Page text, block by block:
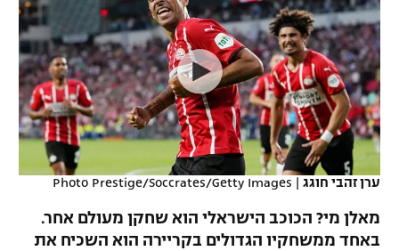
VOD
רץ ברשת
תוצאות
לוח שידורים
נבחרת ישראל
מכבי חיפה
בית"ר ירושלים
מכבי תל אביב
הפועל תל אביב
הפועל חיפה
ליגה ספרדית
ליגה איטלקית
ליגה צרפתית
ליגה הולנדית
ליגה טורקית
כדורסל נשים
מכבי תל אביב
הפועל חולון
הפועל ירושלים
דני אבדיה
יורוליג
יורוקאפ
טניס
כדוריד
כדורעף
שחייה
ג'ודו
ערן זהבי חוגג |
Photo Prestige/Soccrates/Getty Images
מאלן מי? הכוכב הישראלי הוא שחקן מעולם אחר.
באחד ממשחקיו הגדולים בקריירה הוא השכיח את